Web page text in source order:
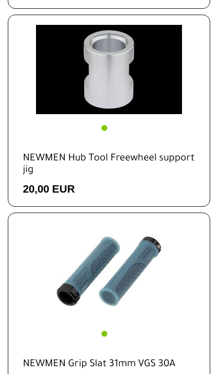
NEWMEN Hub Tool Freewheel support
jig
20,00 EUR
NEWMEN Grip Slat 31mm VGS 30A